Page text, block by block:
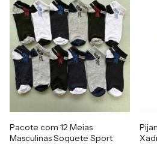
Pacote com 12 Meias
Masculinas Soquete Sport